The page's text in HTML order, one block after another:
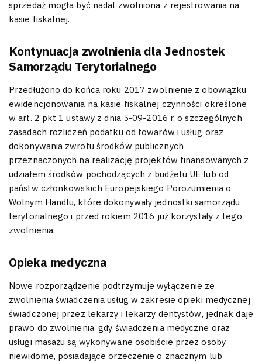
sprzedaż mogła być nadal zwolniona z rejestrowania na
kasie fiskalnej.
Kontynuacja zwolnienia dla Jednostek
Samorządu Terytorialnego
Przedłużono do końca roku 2017 zwolnienie z obowiązku
ewidencjonowania na kasie fiskalnej czynności określone
w art. 2 pkt 1 ustawy z dnia 5-09-2016 r. o szczególnych
zasadach rozliczeń podatku od towarów i usług oraz
dokonywania zwrotu środków publicznych
przeznaczonych na realizację projektów finansowanych z
udziałem środków pochodzących z budżetu UE lub od
państw członkowskich Europejskiego Porozumienia o
Wolnym Handlu, które dokonywały jednostki samorządu
terytorialnego i przed rokiem 2016 już korzystały z tego
zwolnienia.
Opieka medyczna
Nowe rozporządzenie podtrzymuje wyłączenie ze
zwolnienia świadczenia usług w zakresie opieki medycznej
świadczonej przez lekarzy i lekarzy dentystów, jednak daje
prawo do zwolnienia, gdy świadczenia medyczne oraz
usługi masażu są wykonywane osobiście przez osoby
niewidome, posiadające orzeczenie o znacznym lub